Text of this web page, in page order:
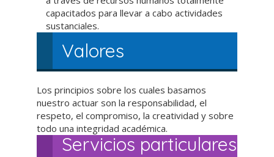
capacitados para llevar a cabo actividades
sustanciales.
Valores
Los principios sobre los cuales basamos
nuestro actuar son la responsabilidad, el
respeto, el compromiso, la creatividad y sobre
todo una integridad académica.
Servicios particulares